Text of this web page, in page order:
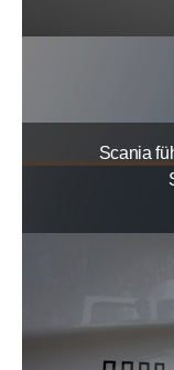
Scania